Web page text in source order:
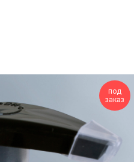
под
заказ